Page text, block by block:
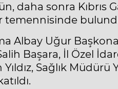
daha sonra Kıbrıs
temennisinde
Albay Uğur
Başara, İl Özel
Sağlık Müdürü